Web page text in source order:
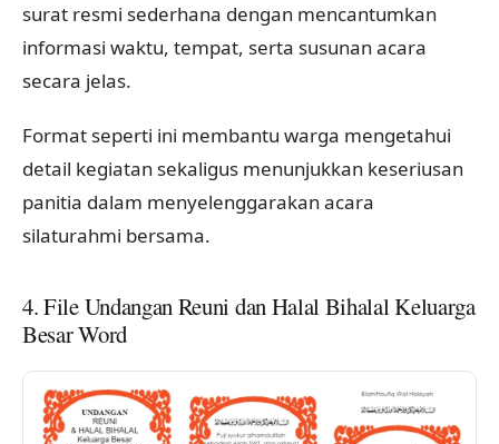
surat resmi sederhana dengan mencantumkan
informasi waktu, tempat, serta susunan acara
secara jelas.
Format seperti ini membantu warga mengetahui
detail kegiatan sekaligus menunjukkan keseriusan
panitia dalam menyelenggarakan acara
silaturahmi bersama.
4. File Undangan Reuni dan Halal Bihalal Keluarga
Besar Word